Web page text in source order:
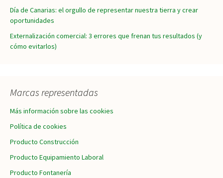
Día de Canarias: el orgullo de representar nuestra tierra y crear
oportunidades
Externalización comercial: 3 errores que frenan tus resultados (y
cómo evitarlos)
Marcas representadas
Más información sobre las cookies
Política de cookies
Producto Construcción
Producto Equipamiento Laboral
Producto Fontanería